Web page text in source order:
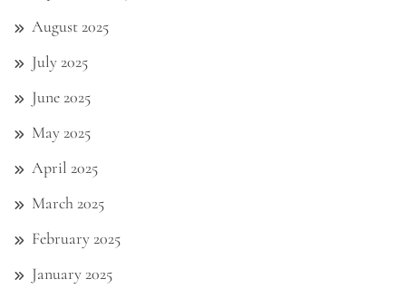
August 2025
July 2025
June 2025
May 2025
April 2025
March 2025
February 2025
January 2025